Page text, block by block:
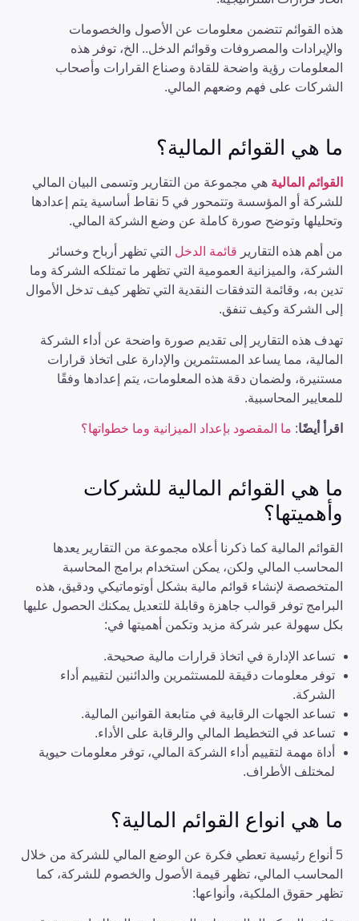
هذه القوائم تتضمن معلومات عن الأصول والخصومات
والإيرادات والمصروفات وقوائم الدخل.. الخ، توفر هذه
المعلومات رؤية واضحة للقادة وصناع القرارات وأصحاب
الشركات على فهم وضعهم المالي.
ما هي القوائم المالية؟
القوائم المالية هي مجموعة من التقارير وتسمى البيان المالي
للشركة أو المؤسسة وتتمحور في 5 نقاط أساسية يتم إعدادها
وتحليلها وتوضح صورة كاملة عن وضع الشركة المالي.
من أهم هذه التقارير قائمة الدخل التي تظهر أرباح وخسائر
الشركة، والميزانية العمومية التي تظهر ما تمتلكه الشركة وما
تدين به، وقائمة التدفقات النقدية التي تظهر كيف تدخل الأموال
إلى الشركة وكيف تنفق.
تهدف هذه التقارير إلى تقديم صورة واضحة عن أداء الشركة
المالية، مما يساعد المستثمرين والإدارة على اتخاذ قرارات
مستنيرة، ولضمان دقة هذه المعلومات، يتم إعدادها وفقًا
للمعايير المحاسبية.
اقرأ أيضًا: ما المقصود بإعداد الميزانية وما خطواتها؟
ما هي القوائم المالية للشركات
وأهميتها؟
القوائم المالية كما ذكرنا أعلاه مجموعة من التقارير يعدها
المحاسب المالي ولكن، يمكن استخدام برامج المحاسبة
المتخصصة لإنشاء قوائم مالية بشكل أوتوماتيكي ودقيق، هذه
البرامج توفر قوالب جاهزة وقابلة للتعديل يمكنك الحصول عليها
بكل سهولة عبر شركة مزيد وتكمن أهميتها في:
تساعد الإدارة في اتخاذ قرارات مالية صحيحة.
توفر معلومات دقيقة للمستثمرين والدائنين لتقييم أداء
الشركة.
تساعد الجهات الرقابية في متابعة القوانين المالية.
تساعد في التخطيط المالي والرقابة على الأداء.
أداة مهمة لتقييم أداء الشركة المالي، توفر معلومات حيوية
لمختلف الأطراف.
ما هي انواع القوائم المالية؟
5 أنواع رئيسية تعطي فكرة عن الوضع المالي للشركة من خلال
المحاسب المالي، تظهر قيمة الأصول والخصوم للشركة، كما
تظهر حقوق الملكية، وأنواعها: